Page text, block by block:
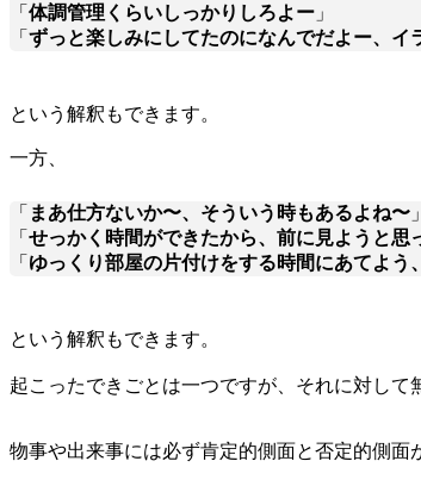
「 体調管理くらいしっかりしろよー 」
「 ずっと楽しみにしてたのになんでだよー、イ
という解釈もできます。
一方、
「 まあ仕方ないか〜、そういう時もあるよね〜 」
「 せっかく時間ができたから、前に見ようと思
「 ゆっくり部屋の片付けをする時間にあてよう
という解釈もできます。
起こったできごとは一つですが、それに対して
物事や出来事には必ず肯定的側面と否定的側面